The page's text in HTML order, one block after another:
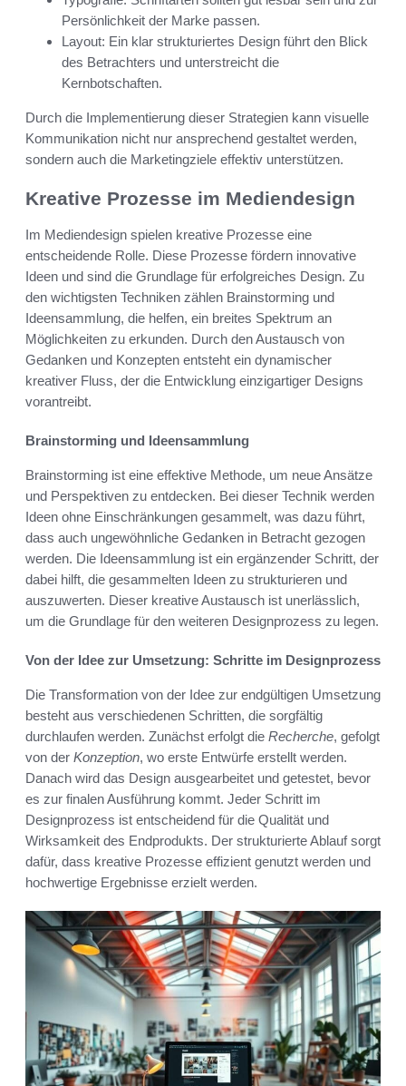
Persönlichkeit der Marke passen.
Layout: Ein klar strukturiertes Design führt den Blick
des Betrachters und unterstreicht die
Kernbotschaften.
Durch die Implementierung dieser Strategien kann visuelle
Kommunikation nicht nur ansprechend gestaltet werden,
sondern auch die Marketingziele effektiv unterstützen.
Kreative Prozesse im Mediendesign
Im Mediendesign spielen kreative Prozesse eine
entscheidende Rolle. Diese Prozesse fördern innovative
Ideen und sind die Grundlage für erfolgreiches Design. Zu
den wichtigsten Techniken zählen Brainstorming und
Ideensammlung, die helfen, ein breites Spektrum an
Möglichkeiten zu erkunden. Durch den Austausch von
Gedanken und Konzepten entsteht ein dynamischer
kreativer Fluss, der die Entwicklung einzigartiger Designs
vorantreibt.
Brainstorming und Ideensammlung
Brainstorming ist eine effektive Methode, um neue Ansätze
und Perspektiven zu entdecken. Bei dieser Technik werden
Ideen ohne Einschränkungen gesammelt, was dazu führt,
dass auch ungewöhnliche Gedanken in Betracht gezogen
werden. Die Ideensammlung ist ein ergänzender Schritt, der
dabei hilft, die gesammelten Ideen zu strukturieren und
auszuwerten. Dieser kreative Austausch ist unerlässlich,
um die Grundlage für den weiteren Designprozess zu legen.
Von der Idee zur Umsetzung: Schritte im Designprozess
Die Transformation von der Idee zur endgültigen Umsetzung
besteht aus verschiedenen Schritten, die sorgfältig
durchlaufen werden. Zunächst erfolgt die Recherche, gefolgt
von der Konzeption, wo erste Entwürfe erstellt werden.
Danach wird das Design ausgearbeitet und getestet, bevor
es zur finalen Ausführung kommt. Jeder Schritt im
Designprozess ist entscheidend für die Qualität und
Wirksamkeit des Endprodukts. Der strukturierte Ablauf sorgt
dafür, dass kreative Prozesse effizient genutzt werden und
hochwertige Ergebnisse erzielt werden.